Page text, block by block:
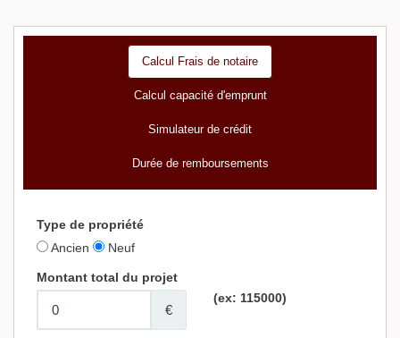
Calcul Frais de notaire
Calcul capacité d'emprunt
Simulateur de crédit
Durée de remboursements